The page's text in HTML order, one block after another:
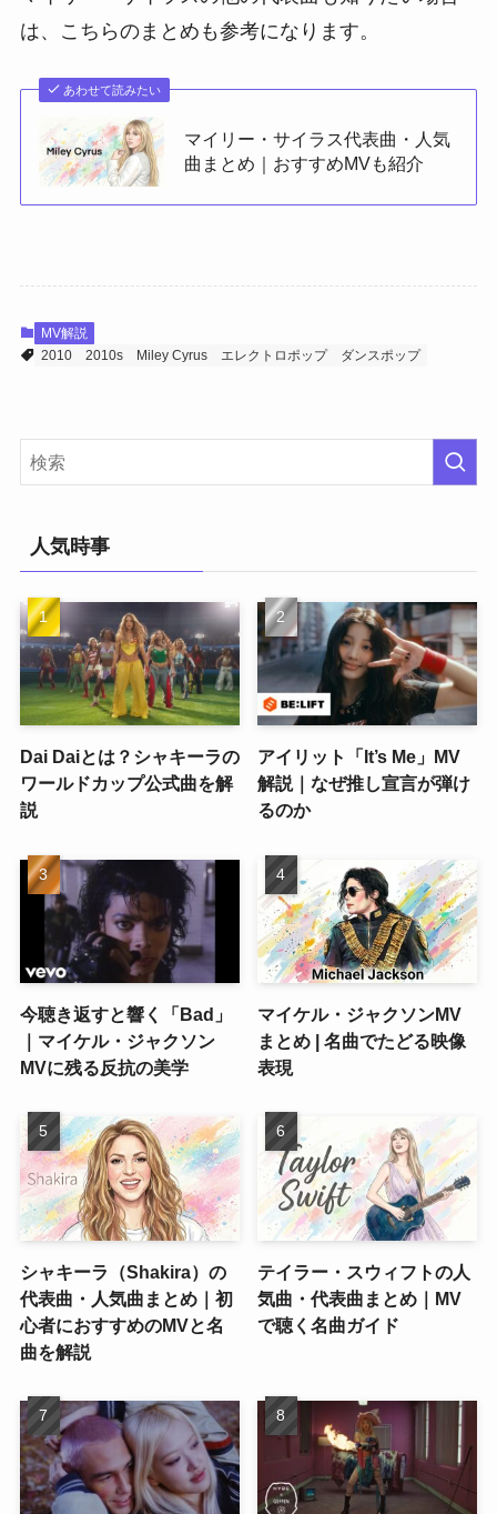
は、こちらのまとめも参考になります。
あわせて読みたい
マイリー・サイラス代表曲・人気
曲まとめ｜おすすめMVも紹介
MV解説
2010
2010s Miley Cyrus エレクトロポップ ダンスポップ
人気時事
Dai Daiとは？シャキーラの
ワールドカップ公式曲を解
説
アイリット「It’s Me」MV
解説｜なぜ推し宣言が弾け
るのか
今聴き返すと響く「Bad」
｜マイケル・ジャクソン
MVに残る反抗の美学
マイケル・ジャクソンMV
まとめ | 名曲でたどる映像
表現
シャキーラ（Shakira）の
代表曲・人気曲まとめ｜初
心者におすすめのMVと名
曲を解説
テイラー・スウィフトの人
気曲・代表曲まとめ｜MV
で聴く名曲ガイド